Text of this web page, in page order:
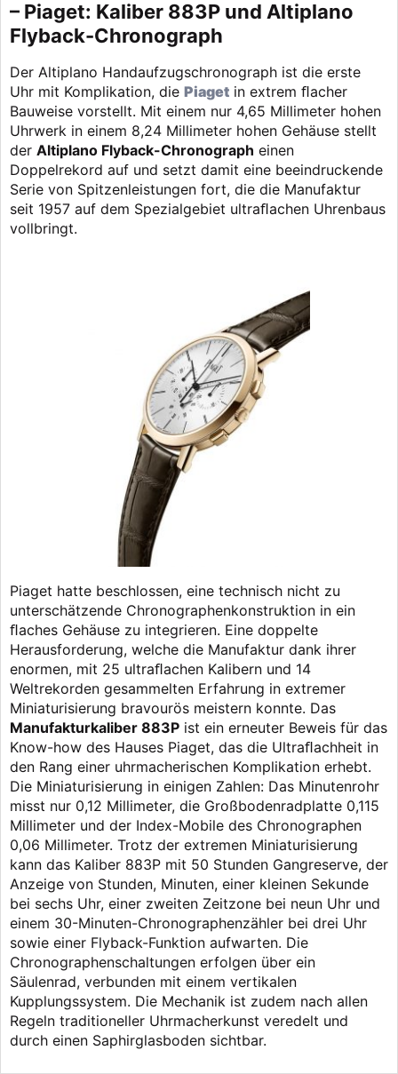
– Piaget: Kaliber 883P und Altiplano
Flyback-Chronograph
Der Altiplano Handaufzugschronograph ist die erste
Uhr mit Komplikation, die Piaget in extrem ﬂacher
Bauweise vorstellt. Mit einem nur 4,65 Millimeter hohen
Uhrwerk in einem 8,24 Millimeter hohen Gehäuse stellt
der Altiplano Flyback-Chronograph einen
Doppelrekord auf und setzt damit eine beeindruckende
Serie von Spitzenleistungen fort, die die Manufaktur
seit 1957 auf dem Spezialgebiet ultraﬂachen Uhrenbaus
vollbringt.
Piaget hatte beschlossen, eine technisch nicht zu
unterschätzende Chronographenkonstruktion in ein
ﬂaches Gehäuse zu integrieren. Eine doppelte
Herausforderung, welche die Manufaktur dank ihrer
enormen, mit 25 ultraﬂachen Kalibern und 14
Weltrekorden gesammelten Erfahrung in extremer
Miniaturisierung bravourös meistern konnte. Das
Manufakturkaliber 883P ist ein erneuter Beweis für das
Know-how des Hauses Piaget, das die Ultraﬂachheit in
den Rang einer uhrmacherischen Komplikation erhebt.
Die Miniaturisierung in einigen Zahlen: Das Minutenrohr
misst nur 0,12 Millimeter, die Großbodenradplatte 0,115
Millimeter und der Index-Mobile des Chronographen
0,06 Millimeter. Trotz der extremen Miniaturisierung
kann das Kaliber 883P mit 50 Stunden Gangreserve, der
Anzeige von Stunden, Minuten, einer kleinen Sekunde
bei sechs Uhr, einer zweiten Zeitzone bei neun Uhr und
einem 30-Minuten-Chronographenzähler bei drei Uhr
sowie einer Flyback-Funktion aufwarten. Die
Chronographenschaltungen erfolgen über ein
Säulenrad, verbunden mit einem vertikalen
Kupplungssystem. Die Mechanik ist zudem nach allen
Regeln traditioneller Uhrmacherkunst veredelt und
durch einen Saphirglasboden sichtbar.